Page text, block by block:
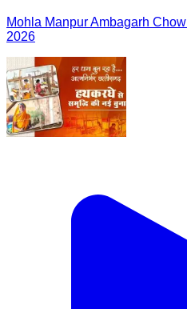
Mohla Manpur Ambagarh
2026